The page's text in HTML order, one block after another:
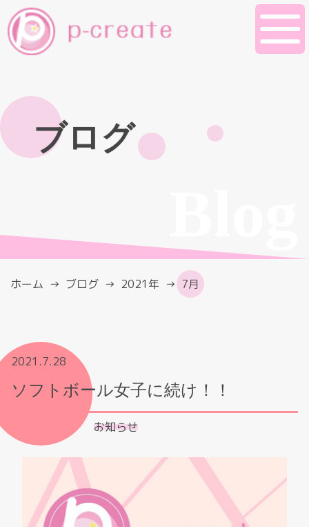
ブログ
ホーム ブログ 2021年 7月
2021.7.28
ソフトボール女子に続け！！
お知らせ